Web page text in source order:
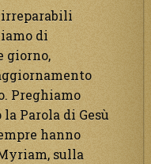
irreparabili
di
giorno,
Preghiamo
Parola di Gesù
hanno
sulla